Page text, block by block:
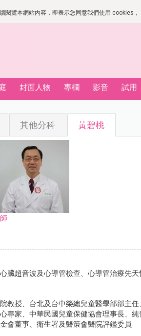
閱覽本網站內容，即表示您同意我們使用 cookies
封面人物 專欄 影音 試用
其他分科 黃碧桃
臟超音波及心導管檢查、心導管治療先天
教授、台北及台中榮總兒童醫學部部主
專家、中華民國兒童保健協會理事長、
會董事、衛生署及醫策會醫院評鑑委員